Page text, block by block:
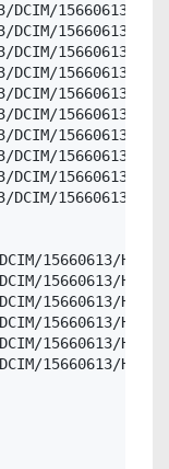
15660613/
15660613/
15660613/
15660613/
15660613/
15660613/
15660613/
15660613/
15660613/
15660613/
15660613/
15660613/
15660613/
15660613/
15660613/
15660613/